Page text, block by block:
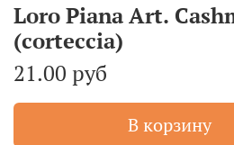
Loro Piana Art.
(corteccia)
21.00 руб
В корзину